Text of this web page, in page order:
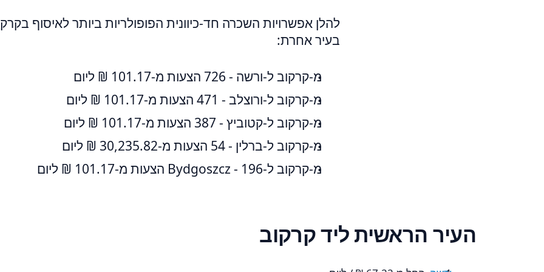
להלן אפשרויות השכרה חד-כיוונית הפופולריות ביותר לאיסוף
בעיר אחרת:
מ-קרקוב ל-ורשה - 726 הצעות מ-‏101.17 ‏₪ ליום
מ-קרקוב ל-ורוצלב - 471 הצעות מ-‏101.17 ‏₪ ליום
מ-קרקוב ל-קטוביץ - 387 הצעות מ-‏101.17 ‏₪ ליום
מ-קרקוב ל-ברלין - 54 הצעות מ-‏30,235.82 ‏₪ ליום
מ-קרקוב ל-Bydgoszcz - 196 הצעות מ-‏101.17 ‏₪ ליום
העיר הראשית ליד קרקוב